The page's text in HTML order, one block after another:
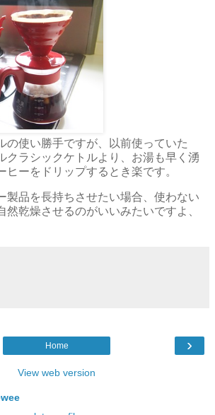
の使い勝手ですが、以前使っていた
クラシックケトルより、お湯も早く湧
ヒーをドリップするとき楽です。
製品を長持ちさせたい場合、使わない
然乾燥させるのがいいみたいですよ、
›
Home
View web version